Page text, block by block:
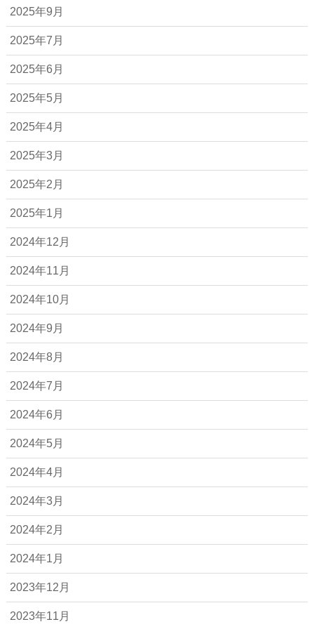
2025年9月
2025年7月
2025年6月
2025年5月
2025年4月
2025年3月
2025年2月
2025年1月
2024年12月
2024年11月
2024年10月
2024年9月
2024年8月
2024年7月
2024年6月
2024年5月
2024年4月
2024年3月
2024年2月
2024年1月
2023年12月
2023年11月